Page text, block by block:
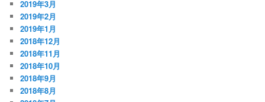
2019年3月
2019年2月
2019年1月
2018年12月
2018年11月
2018年10月
2018年9月
2018年8月